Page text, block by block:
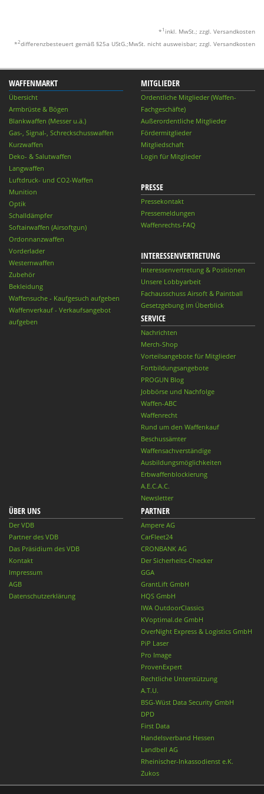
* 1 inkl. MwSt.; zzgl. Versandkosten
*2differenzbesteuert gemäß §25a UStG.;MwSt. nicht ausweisbar; zzgl. Versandkosten
WAFFENMARKT
Übersicht
Armbrüste & Bögen
Blankwaffen (Messer u.ä.)
Gas-, Signal-, Schreckschusswaffen
Kurzwaffen
Deko- & Salutwaffen
Langwaffen
Luftdruck- und CO2-Waffen
Munition
Optik
Schalldämpfer
Softairwaffen (Airsoftgun)
Ordonnanzwaffen
Vorderlader
Westernwaffen
Zubehör
Bekleidung
Waffensuche - Kaufgesuch aufgeben
Waffenverkauf - Verkaufsangebot
aufgeben
MITGLIEDER
Ordentliche Mitglieder (Waffen-
Fachgeschäfte)
Außerordentliche Mitglieder
Fördermitglieder
Mitgliedschaft
Login für Mitglieder
PRESSE
Pressekontakt
Pressemeldungen
Waffenrechts-FAQ
INTERESSENVERTRETUNG
Interessenvertretung & Positionen
Unsere Lobbyarbeit
Fachausschuss Airsoft & Paintball
Gesetzgebung im Überblick
SERVICE
Nachrichten
Merch-Shop
Vorteilsangebote für Mitglieder
Fortbildungsangebote
PROGUN Blog
Jobbörse und Nachfolge
Waffen-ABC
Waffenrecht
Rund um den Waffenkauf
Beschussämter
Waffensachverständige
Ausbildungsmöglichkeiten
Erbwaffenblockierung
A.E.C.A.C.
Newsletter
ÜBER UNS
Der VDB
Partner des VDB
Das Präsidium des VDB
Kontakt
Impressum
AGB
Datenschutzerklärung
PARTNER
Ampere AG
CarFleet24
CRONBANK AG
Der Sicherheits-Checker
GGA
GrantLift GmbH
HQS GmbH
IWA OutdoorClassics
KVoptimal.de GmbH
OverNight Express & Logistics GmbH
PiP Laser
Pro Image
ProvenExpert
Rechtliche Unterstützung
A.T.U.
BSG-Wüst Data Security GmbH
DPD
First Data
Handelsverband Hessen
Landbell AG
Rheinischer-Inkassodienst e.K.
Zukos